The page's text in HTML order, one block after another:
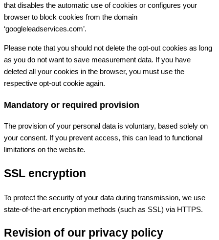
that disables the automatic use of cookies or configures your
browser to block cookies from the domain
‘googleleadservices.com’.
Please note that you should not delete the opt-out cookies as long
as you do not want to save measurement data. If you have
deleted all your cookies in the browser, you must use the
respective opt-out cookie again.
Mandatory or required provision
The provision of your personal data is voluntary, based solely on
your consent. If you prevent access, this can lead to functional
limitations on the website.
SSL encryption
To protect the security of your data during transmission, we use
state-of-the-art encryption methods (such as SSL) via HTTPS.
Revision of our privacy policy